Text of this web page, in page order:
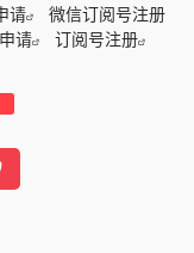
请
微信订阅号注册
请
订阅号注册